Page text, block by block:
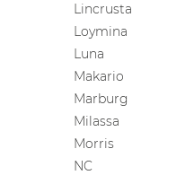
Lincrusta
Loymina
Luna
Makario
Marburg
Milassa
Morris
NC